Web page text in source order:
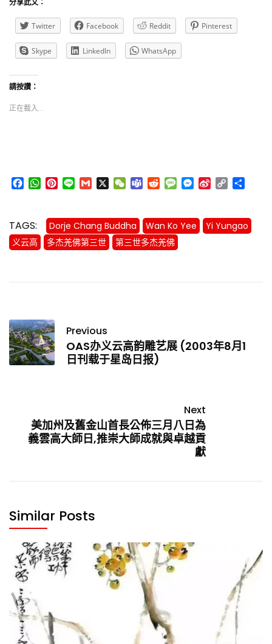
分享此文：
Twitter Facebook Reddit Pinterest
Skype LinkedIn WhatsApp
請按讚：
正在載入...
Facebook
WhatsApp
Pinterest
Line Gmail
X WeChat
TeamsRedditMessage
Messenger
Sina Copy
TAGS: Dorje Chang Buddha Wan Ko Yee
Yi Yungao
义云高
多杰羌佛第三世 第三世多杰羌佛
Previous
OAS办义云高韵雕艺展 (2003年8月1
日刊载于星岛日报)
Next
美加州及舊金山首長公佈三月八日為
義雲高大師日,推崇大師成就與卓越貢
獻
Similar Posts